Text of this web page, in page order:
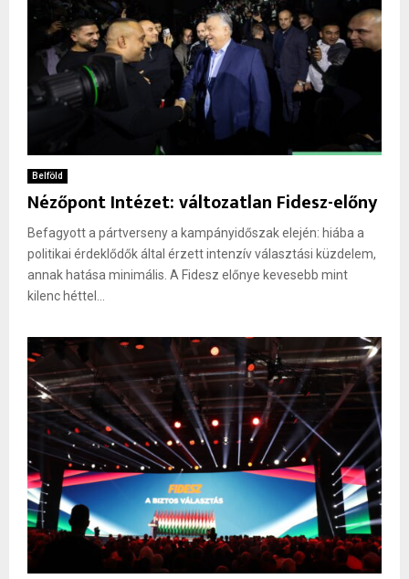
Belföld
Nézőpont Intézet: változatlan Fidesz-előny
Befagyott a pártverseny a kampányidőszak elején: hiába a
politikai érdeklődők által érzett intenzív választási küzdelem,
annak hatása minimális. A Fidesz előnye kevesebb mint
kilenc héttel...